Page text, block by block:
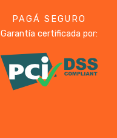
PAGÁ SEGURO
Garantía certificada por: